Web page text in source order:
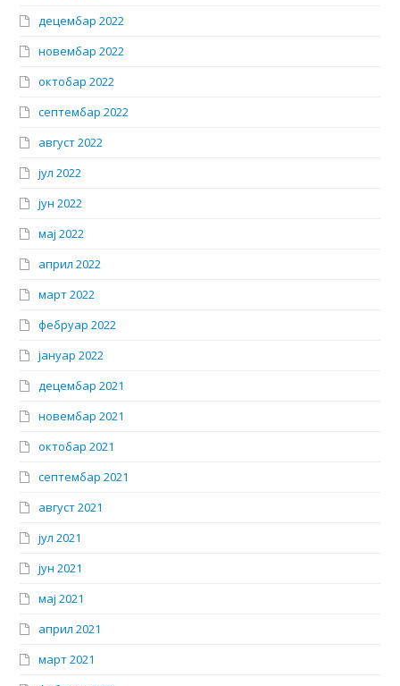
децембар 2022
новембар 2022
октобар 2022
септембар 2022
август 2022
јул 2022
јун 2022
мај 2022
април 2022
март 2022
фебруар 2022
јануар 2022
децембар 2021
новембар 2021
октобар 2021
септембар 2021
август 2021
јул 2021
јун 2021
мај 2021
април 2021
март 2021